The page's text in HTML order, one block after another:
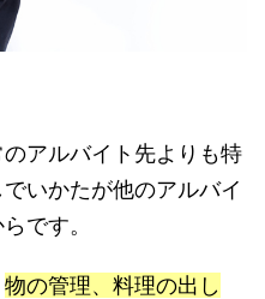
アルバイト先よりも特
いかたが他のアルバイ
です。
物の管理、料理の出し